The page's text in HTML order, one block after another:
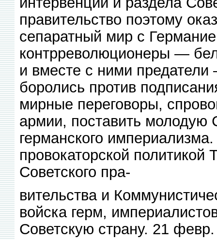
правительство поэтому
сепаратный мир с
контрреволюционеры —
и вместе с ними
боролись против
мирные переговоры,
армии, поставить молодую
германского
провокаторской
Советского пра-
вительства и
войска герм,
Советскую страну. 21